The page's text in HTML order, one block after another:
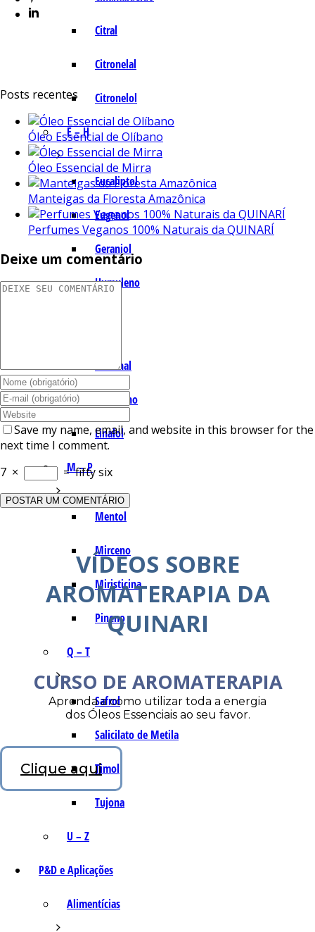
Citral
Citronelal
Citronelol
E – H
Eucaliptol
Eugenol
Geraniol
Humuleno
Lemonal
Limoneno
Linalol
M – P
Mentol
Mirceno
Miristicina
Pineno
Q – T
Safrol
Salicilato de Metila
Timol
Tujona
U – Z
P&D e Aplicações
Alimentícias
Posts recentes
Óleo Essencial de Olíbano
Óleo Essencial de Mirra
Manteigas da Floresta Amazônica
Perfumes Veganos 100% Naturais da QUINARÍ
Deixe um comentário
Save my name, email, and website in this browser for the
next time I comment.
7 × =fifty six
VÍDEOS SOBRE
AROMATERAPIA DA
QUINARI
CURSO DE AROMATERAPIA
Aprenda a como utilizar toda a energia
dos Óleos Essenciais ao seu favor.
Clique aqui